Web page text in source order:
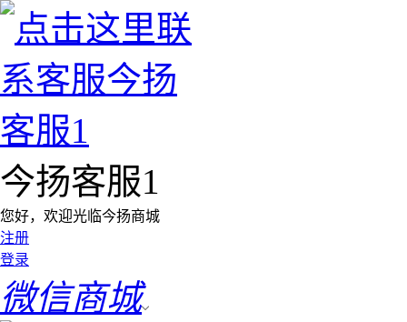
今扬客服1
您好，欢迎光临今扬商城
注册
登录
微信商城